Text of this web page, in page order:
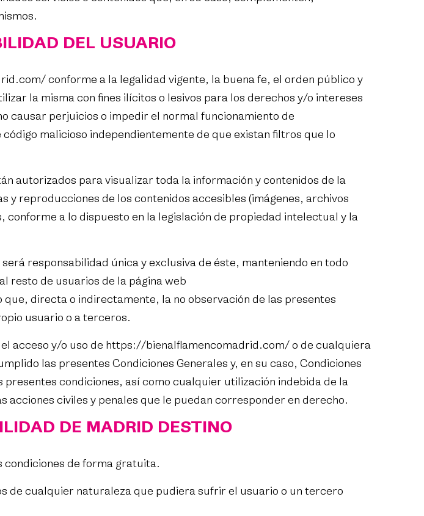
DEL USUARIO
conforme a la legalidad vigente, la buena fe, el orden público y
la misma con fines ilícitos o lesivos para los derechos y/o intereses
causar perjuicios o impedir el normal funcionamiento de
malicioso independientemente de que existan filtros que lo
autorizados para visualizar toda la información y contenidos de la
y reproducciones de los contenidos accesibles (imágenes, archivos
a lo dispuesto en la legislación de propiedad intelectual y la
será responsabilidad única y exclusiva de éste, manteniendo en todo
resto de usuarios de la página web
directa o indirectamente, la no observación de las presentes
usuario o a terceros.
acceso y/o uso de https://bienalflamencomadrid.com/ o de cualquiera
las presentes Condiciones Generales y, en su caso, Condiciones
condiciones, así como cualquier utilización indebida de la
acciones civiles y penales que le puedan corresponder en derecho.
DE MADRID DESTINO
condiciones de forma gratuita.
de cualquier naturaleza que pudiera sufrir el usuario o un tercero